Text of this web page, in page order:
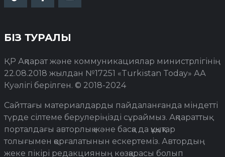
БІЗ ТУРАЛЫ
ҚР Ақпарат және коммуникациялар министрлігінің
22.08.2018 жылдан №17251 «Turkistan Today» АА
Куәлігі берілген. © 2018-2024
Сайттағы материалдарды пайдаланғанда міндетті
түрде сілтеме берулеріңізді сұраймыз. Ақпараттық
порталдағы авторлық және басқа да құқықтар
толығымен қорғалатынын ескертеміз. Автордың
жеке пікірі редакцияның көзқарасы болып